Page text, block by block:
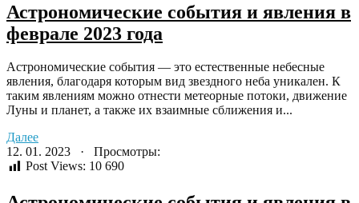
Астрономические события и явления в
феврале 2023 года
Астрономические события — это естественные небесные
явления, благодаря которым вид звездного неба уникален. К
таким явлениям можно отнести метеорные потоки, движение
Луны и планет, а также их взаимные сближения и...
Далее
12. 01. 2023 · Просмотры:
Post Views: 10 690